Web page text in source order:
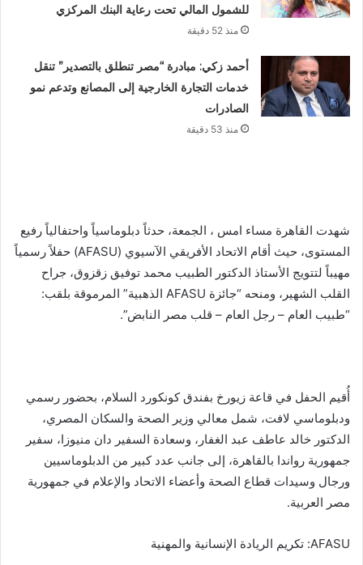
للشمول المالي تحت رعاية البنك المركزي
منذ 52 دقيقة
أحمد زكي: مبادرة “مصر تنطلق بالتصدير” تنقل
خدمات التجارة الخارجية إلى المصانع وتدعم نمو
الصادرات
منذ 53 دقيقة
​شهدت القاهرة مساء امس ، الجمعة، حدثاً دبلوماسياً واحتفالياً رفيع
المستوى، حيث أقام الاتحاد الأفريقي الآسيوي (AFASU) حفلاً رسمياً
مهيباً لتتويج الأستاذ الدكتور الطبيب محمد توفيق زقزوق، جراح
القلب الشهير، ومنحه “جائزة AFASU الذهبية” المرموقة بلقب:
“طبيب العام – رجل العام – قلب مصر النابض”.
​أُقيم الحفل في قاعة زيورخ بفندق كونكورد السلام، بحضور رسمي
ودبلوماسي لافت، شمل معالي وزير الصحة والسكان المصري،
الدكتور خالد عاطف عبد الغفار، وسعادة السفير دان منيوزا، سفير
جمهورية رواندا بالقاهرة، إلى جانب عدد كبير من الدبلوماسيين
ورجال وسيدات قطاع الصحة وأعضاء الاتحاد والإعلام في جمهورية
مصر العربية.
​AFASU: تكريم الريادة الإنسانية والمهنية